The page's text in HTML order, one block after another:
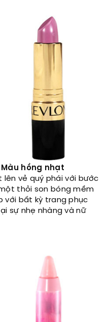
Màu hồng nhạt
lên vẻ quý phái với bước
thỏi son bóng mềm
với bất kỳ trang phục
sự nhẹ nhàng và nữ